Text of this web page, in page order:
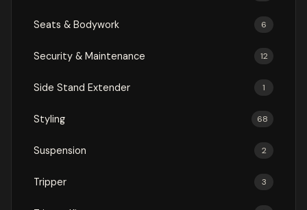
Seats & Bodywork 6
Security & Maintenance 12
Side Stand Extender 1
Styling 68
Suspension 2
Tripper 3